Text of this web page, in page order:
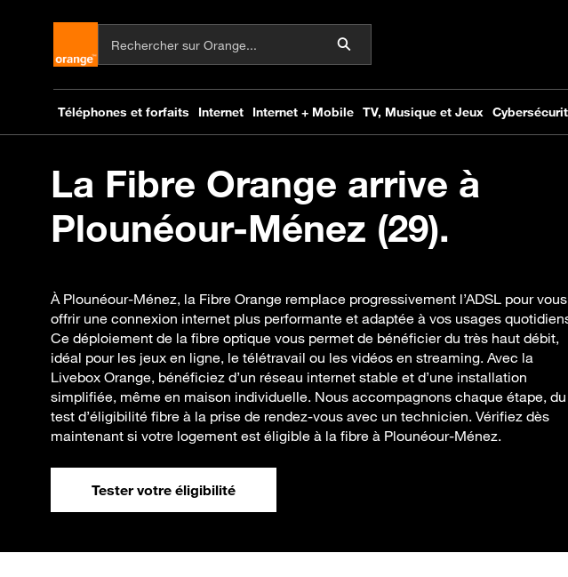
La Fibre Orange arrive à
Plounéour-Ménez (29).
À Plounéour-Ménez, la Fibre Orange remplace progressivement l’ADSL pour vous
offrir une connexion internet plus performante et adaptée à vos usages
Ce déploiement de la fibre optique vous permet de bénéficier du très haut débit,
idéal pour les jeux en ligne, le télétravail ou les vidéos en streaming. Avec la
Livebox Orange, bénéficiez d’un réseau internet stable et d’une installation
simplifiée, même en maison individuelle. Nous accompagnons chaque étape, du
test d’éligibilité fibre à la prise de rendez-vous avec un technicien. Vérifiez dès
maintenant si votre logement est éligible à la fibre à Plounéour-Ménez.
Tester votre éligibilité